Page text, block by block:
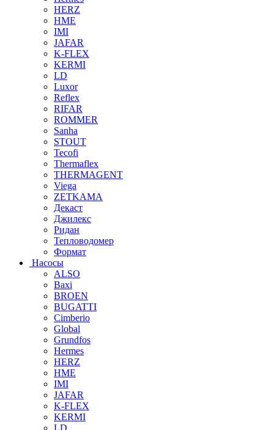
HERZ
HME
IMI
JAFAR
K-FLEX
KERMI
LD
Luxor
Reflex
RIFAR
ROMMER
Sanha
STOUT
Tecofi
Thermaflex
THERMAGENT
Viega
ZETKAMA
Декаст
Джилекс
Ридан
Тепловодомер
Формат
Насосы
ALSO
Baxi
BROEN
BUGATTI
Cimberio
Global
Grundfos
Hermes
HERZ
HME
IMI
JAFAR
K-FLEX
KERMI
LD